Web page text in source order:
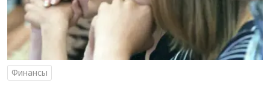
Финансы